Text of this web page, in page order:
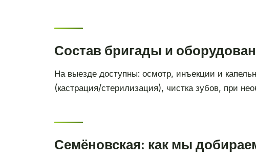
Состав бригады и
На выезде доступны: осмотр, инъекции и
(кастрация/стерилизация), чистка зубов, при
Семёновская: как мы